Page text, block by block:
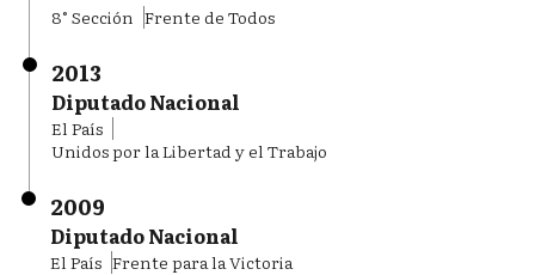
8° Sección Frente de Todos
2013
Diputado Nacional
El País
Unidos por la Libertad y el Trabajo
2009
Diputado Nacional
El País Frente para la Victoria